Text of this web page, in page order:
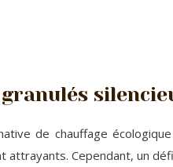
de chauffage
attrayants. Cependant, un